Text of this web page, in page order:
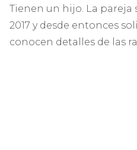
Tienen un hijo. La pareja
2017 y desde entonces
conocen detalles de las